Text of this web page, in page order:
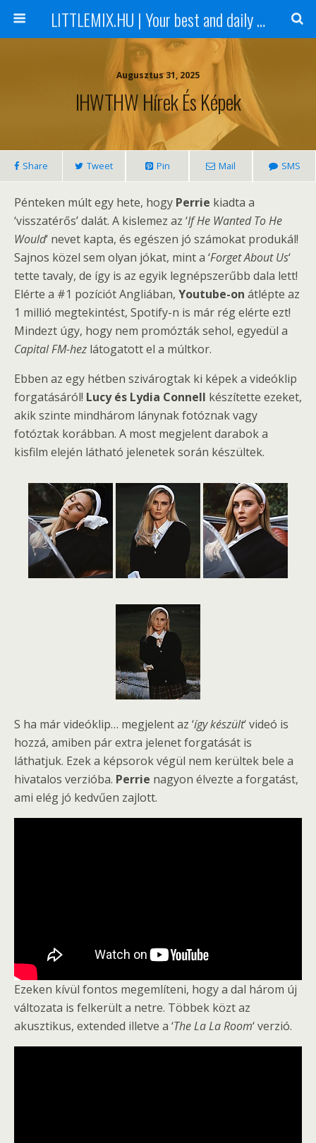
LITTLEMIX.HU | Your best and daily updated fansite about Little Mix
Augusztus 31, 2025
IHWTHW Hírek És Képek
Share Tweet Pin Mail SMS
Pénteken múlt egy hete, hogy Perrie kiadta a
‘visszatérős’ dalát. A kislemez az ‘If He Wanted To He
Would‘ nevet kapta, és egészen jó számokat produkál!
Sajnos közel sem olyan jókat, mint a ‘Forget About Us‘
tette tavaly, de így is az egyik legnépszerűbb dala lett!
Elérte a #1 pozíciót Angliában, Youtube-on átlépte az
1 millió megtekintést, Spotify-n is már rég elérte ezt!
Mindezt úgy, hogy nem promózták sehol, egyedül a
Capital FM-hez látogatott el a múltkor.
Ebben az egy hétben szivárogtak ki képek a videóklip
forgatásáról! Lucy és Lydia Connell készítette ezeket,
akik szinte mindhárom lánynak fotóznak vagy
fotóztak korábban. A most megjelent darabok a
kisfilm elején látható jelenetek során készültek.
S ha már videóklip… megjelent az ‘így készült‘ videó is
hozzá, amiben pár extra jelenet forgatását is
láthatjuk. Ezek a képsorok végül nem kerültek bele a
hivatalos verzióba. Perrie nagyon élvezte a forgatást,
ami elég jó kedvűen zajlott.
Ezeken kívül fontos megemlíteni, hogy a dal három új
változata is felkerült a netre. Többek közt az
akusztikus, extended illetve a ‘The La La Room‘ verzió.